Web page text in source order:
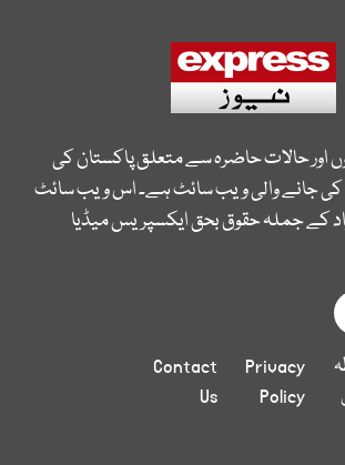
اور حالات حاضرہ سے متعلق پاکستان کی
جانے والی ویب سائٹ ہے۔ اس ویب سائٹ
کے جملہ حقوق بحق ایکسپریس میڈیا
Privacy
Policy
Contact
Us